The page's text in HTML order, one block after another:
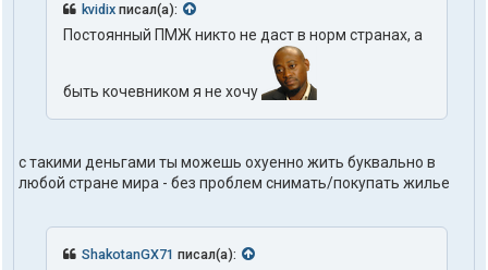
kvidix писал(а):
Постоянный ПМЖ никто не даст в норм странах, а
быть кочевником я не хочу
с такими деньгами ты можешь охуенно жить буквально в
любой стране мира - без проблем снимать/покупать жилье
ShakotanGX71 писал(а):